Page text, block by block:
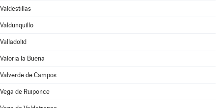
Valdestillas
Valdunquillo
Valladolid
Valoria la Buena
Valverde de Campos
Vega de Ruiponce